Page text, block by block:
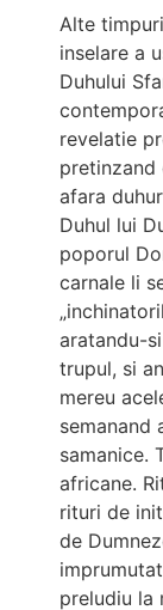
Alte
inselare a
Duhului
revelatie
pretinzand
afara
Duhul lui
poporul
carnale li
aratandu-
trupul, si
mereu
semanand
samanice.
africane.
rituri de
de
preludiu la